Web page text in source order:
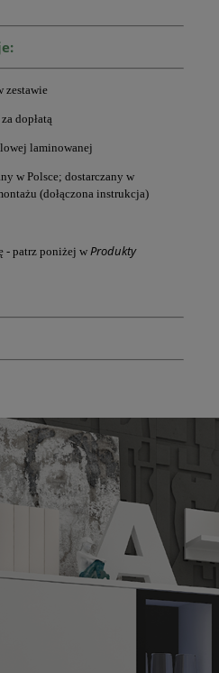
zestawie
dopłatą
laminowanej
w Polsce; dostarczany w
(dołączona instrukcja)
- patrz poniżej w Produkty